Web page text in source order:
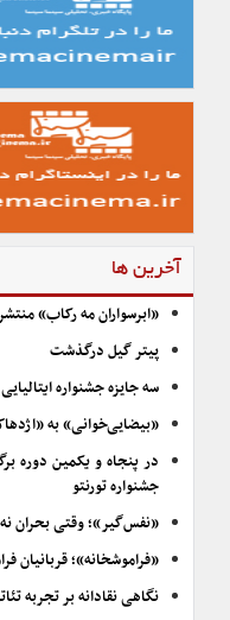
آخرین ها
«ابرسواران مه رکاب»
پیتر گیل درگذشت
سه جایزه جشنواره
«بیضایی‌خوانی» به
در پنجاه و یکمین دوره
جشنواره تورنتو
«نفس‌گیر»؛ وقتی بحران
«فراموشخانه»؛ قربانیان
نگاهی نقادانه بر تجربه